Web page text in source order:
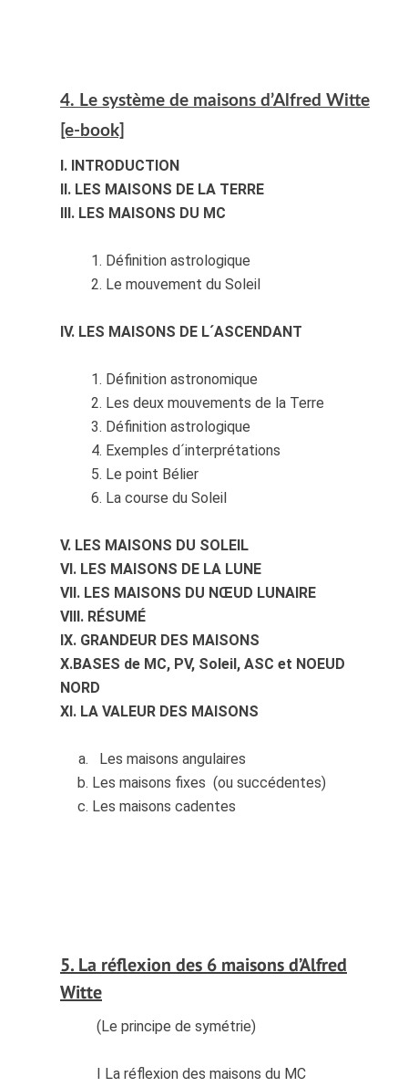
4. Le système de maisons d’Alfred Witte
[e-book]
I. INTRODUCTION
II. LES MAISONS DE LA TERRE
III. LES MAISONS DU MC
Définition astrologique
Le mouvement du Soleil
IV. LES MAISONS DE L´ASCENDANT
Définition astronomique
Les deux mouvements de la Terre
Définition astrologique
Exemples d´interprétations
Le point Bélier
La course du Soleil
V. LES MAISONS DU SOLEIL
VI. LES MAISONS DE LA LUNE
VII. LES MAISONS DU NŒUD LUNAIRE
VIII. RÉSUMÉ
IX. GRANDEUR DES MAISONS
X.BASES de MC, PV, Soleil, ASC et NOEUD
NORD
XI. LA VALEUR DES MAISONS
Les maisons angulaires
Les maisons fixes (ou succédentes)
Les maisons cadentes
5. La réflexion des 6 maisons d’Alfred
Witte
(Le principe de symétrie)
I La réflexion des maisons du MC